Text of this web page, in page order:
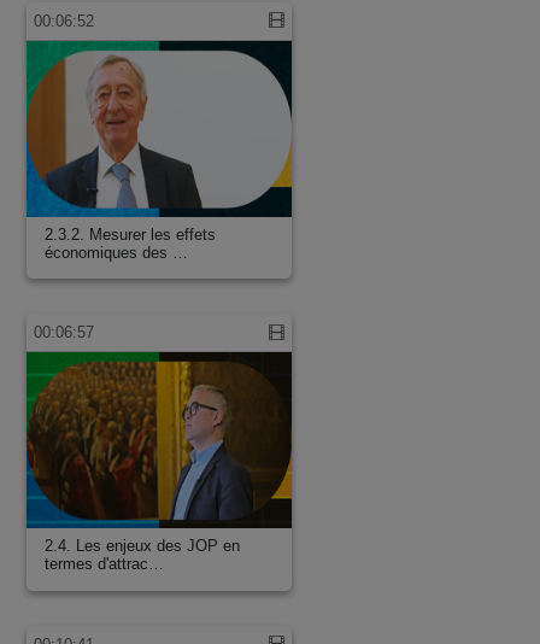
00:06:52
2.3.2. Mesurer les effets
économiques des …
00:06:57
2.4. Les enjeux des JOP en
termes d'attrac…